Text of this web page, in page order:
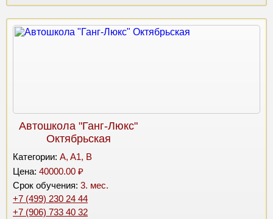
Автошкола "Ганг-Люкс"
Октябрьская
Категории: A, A1, B
Цена: 40000.00 ₽
Срок обучения: 3. мес.
+7 (499) 230 24 44
+7 (906) 733 40 32